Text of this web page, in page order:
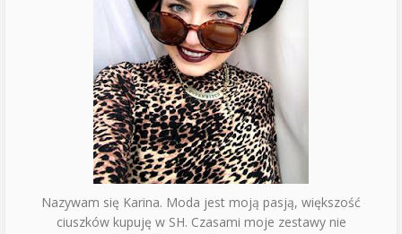
Nazywam się Karina. Moda jest moją pasją, większość
ciuszków kupuję w SH. Czasami moje zestawy nie